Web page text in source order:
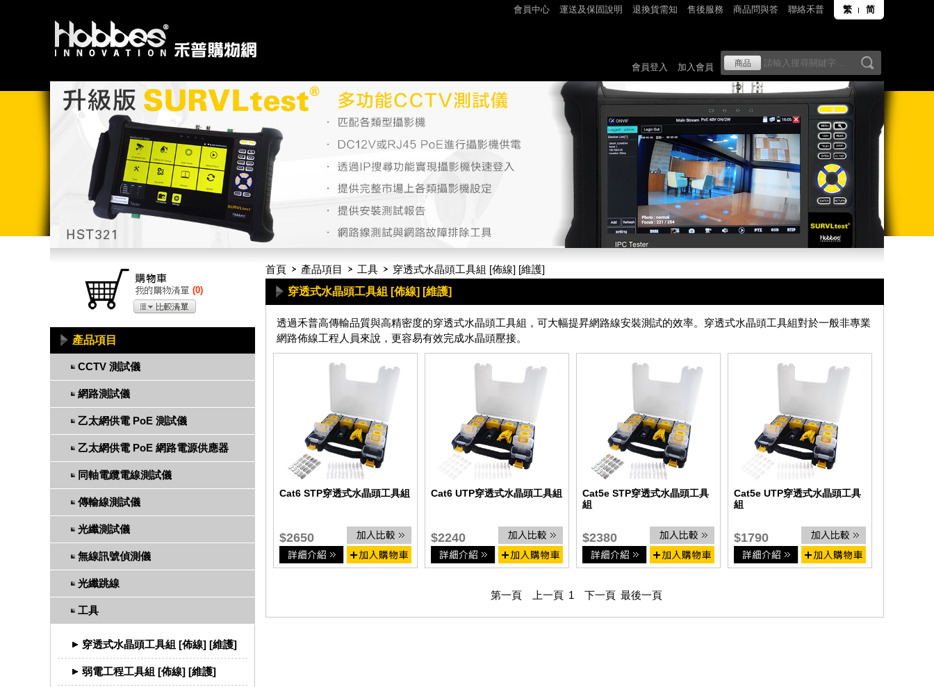
會員中心 運送及保固說明 退換貨需知 售後服務 商品問與答 聯絡禾普 繁 简
會員登入 加入會員
首頁 產品項目 工具
穿透式水晶頭工具組 [佈線] [維護]
穿透式水晶頭工具組 [佈線] [維護]
透過禾普高傳輸品質與高精密度的穿透式水晶頭工具組，可大幅提昇網路線安裝測試的效率。穿透式水晶頭工具組對於一般非專業
網路佈線工程人員來說，更容易有效完成水晶頭壓接。
Cat6 STP穿透式水晶頭工具組
$2650
Cat6 UTP穿透式水晶頭工具組
$2240
Cat5e STP穿透式水晶頭工具
組
$2380
Cat5e UTP穿透式水晶頭工具
組
$1790
第一頁 上一頁 1 下一頁 最後一頁
(0)
產品項目
CCTV 測試儀
網路測試儀
乙太網供電 PoE 測試儀
乙太網供電 PoE 網路電源供應器
同軸電纜電線測試儀
傳輸線測試儀
光纖測試儀
無線訊號偵測儀
光纖跳線
工具
穿透式水晶頭工具組 [佈線] [維護]
弱電工程工具組 [佈線] [維護]